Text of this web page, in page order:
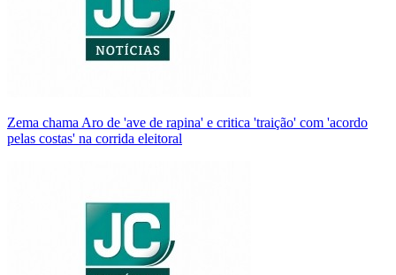
Zema chama Aro de 'ave de rapina' e critica 'traição' com 'acordo
pelas costas' na corrida eleitoral